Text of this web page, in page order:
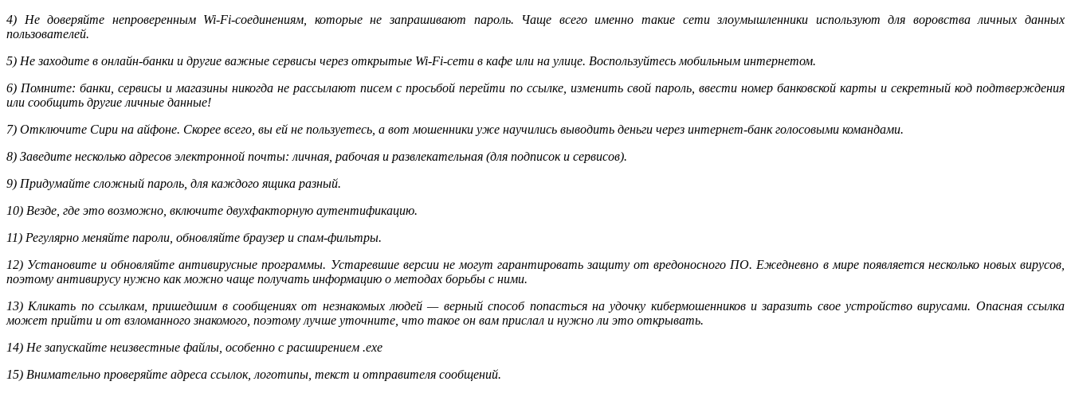
4) Не доверяйте непроверенным Wi-Fi-соединениям, которые не запрашивают пароль. Чаще всего именно такие сети злоумышленники используют для воровства личных данных
пользователей.
5) Не заходите в онлайн-банки и другие важные сервисы через открытые Wi-Fi-сети в кафе или на улице. Воспользуйтесь мобильным интернетом.
6) Помните: банки, сервисы и магазины никогда не рассылают писем с просьбой перейти по ссылке, изменить свой пароль, ввести номер банковской карты и секретный код подтверждения
или сообщить другие личные данные!
7) Отключите Сири на айфоне. Скорее всего, вы ей не пользуетесь, а вот мошенники уже научились выводить деньги через интернет-банк голосовыми командами.
8) Заведите несколько адресов электронной почты: личная, рабочая и развлекательная (для подписок и сервисов).
9) Придумайте сложный пароль, для каждого ящика разный.
10) Везде, где это возможно, включите двухфакторную аутентификацию.
11) Регулярно меняйте пароли, обновляйте браузер и спам-фильтры.
12) Установите и обновляйте антивирусные программы. Устаревшие версии не могут гарантировать защиту от вредоносного ПО. Ежедневно в мире появляется несколько новых вирусов,
поэтому антивирусу нужно как можно чаще получать информацию о методах борьбы с ними.
13) Кликать по ссылкам, пришедшим в сообщениях от незнакомых людей — верный способ попасться на удочку кибермошенников и заразить свое устройство вирусами. Опасная ссылка
может прийти и от взломанного знакомого, поэтому лучше уточните, что такое он вам прислал и нужно ли это открывать.
14) Не запускайте неизвестные файлы, особенно с расширением .exe
15) Внимательно проверяйте адреса ссылок, логотипы, текст и отправителя сообщений.